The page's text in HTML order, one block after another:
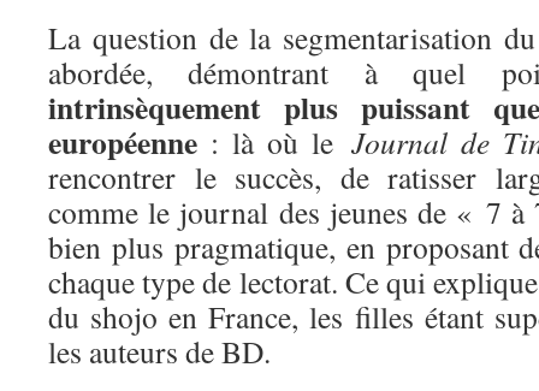
La question de la segmentarisation
abordée, démontrant à quel
intrinsèquement plus puissant
européenne : là où le Journal de
rencontrer le succès, de ratisser
comme le journal des jeunes de « 7 à
bien plus pragmatique, en proposant
chaque type de lectorat. Ce qui
du shojo en France, les filles étant
les auteurs de BD.